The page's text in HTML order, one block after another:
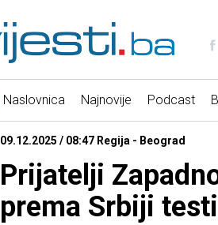
Naslovnica Najnovije Podcast
09.12.2025 / 08:47 Regija - Beograd
Prijatelji
prema Srbiji